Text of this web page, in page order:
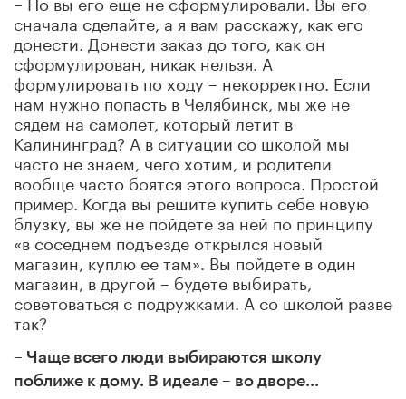
сначала сделайте, а я вам расскажу, как его
донести. Донести заказ до того, как он
сформулирован, никак нельзя. А
формулировать по ходу – некорректно. Если
нам нужно попасть в Челябинск, мы же не
сядем на самолет, который летит в
Калининград? А в ситуации со школой мы
часто не знаем, чего хотим, и родители
вообще часто боятся этого вопроса. Простой
пример. Когда вы решите купить себе новую
блузку, вы же не пойдете за ней по принципу
«в соседнем подъезде открылся новый
магазин, куплю ее там». Вы пойдете в один
магазин, в другой – будете выбирать,
советоваться с подружками. А со школой разве
так?
– Чаще всего люди выбираются школу
поближе к дому. В идеале – во дворе...